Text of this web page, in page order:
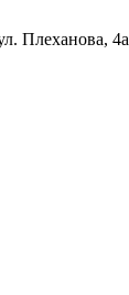
Плеханова, 4а